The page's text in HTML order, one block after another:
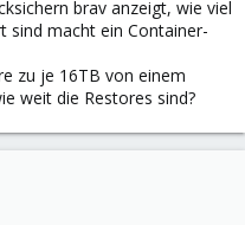
brav anzeigt, wie viel
sind macht ein Container-
zu je 16TB von einem
weit die Restores sind?